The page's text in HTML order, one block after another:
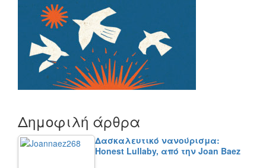
Δημοφιλή άρθρα
Δασκαλευτικό νανούρισμα:
Honest Lullaby, από την Joan Baez